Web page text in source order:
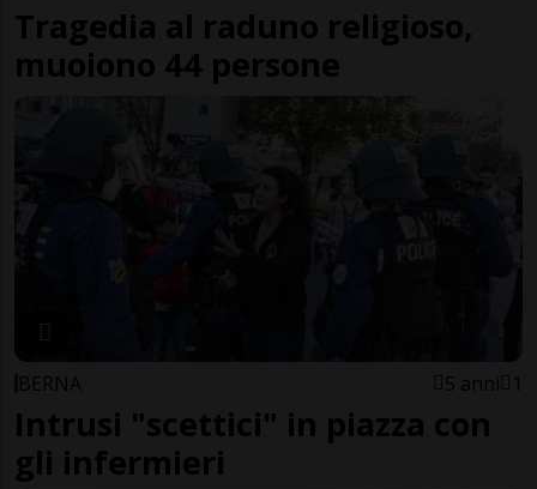
Tragedia al raduno religioso,
muoiono 44 persone
BERNA 5 anni 1
Intrusi "scettici" in piazza con
gli infermieri